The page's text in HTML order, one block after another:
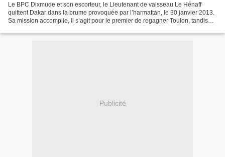
Le BPC Dixmude et son escorteur, le Lieutenant de vaisseau Le Hénaff
quittent Dakar dans la brume provoquée par l’harmattan, le 30 janvier 2013.
Sa mission accomplie, il s’agit pour le premier de regagner Toulon, tandis
Publicité